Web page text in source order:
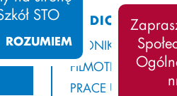
STO
ROZUMIEM
MEDIOTEKA
KRONIKA
FILMOTEKA
PRACE UCZNIÓW